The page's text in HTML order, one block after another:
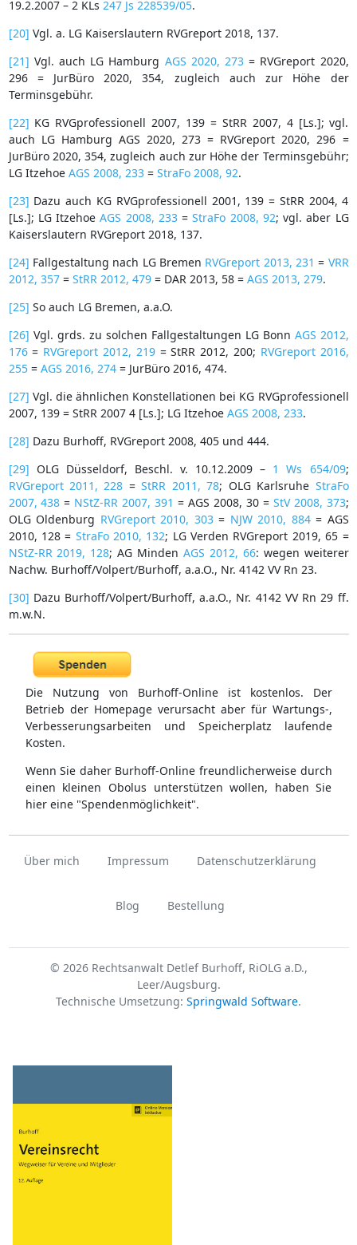
19.2.2007 – 2 KLs 247 Js 228539/05.
[20] Vgl. a. LG Kaiserslautern RVGreport 2018, 137.
[21] Vgl. auch LG Hamburg AGS 2020, 273= RVGreport 2020,
296 = JurBüro 2020, 354, zugleich auch zur Höhe der
Terminsgebühr.
[22] KG RVGprofessionell 2007, 139 = StRR 2007, 4 [Ls.]; vgl.
auch LG Hamburg AGS 2020, 273 = RVGreport 2020, 296 =
JurBüro 2020, 354, zugleich auch zur Höhe der Terminsgebühr;
LG Itzehoe AGS 2008, 233= StraFo 2008, 92.
[23] Dazu auch KG RVGprofessionell 2001, 139 = StRR 2004, 4
[Ls.]; LG ItzehoeAGS 2008, 233=StraFo 2008, 92; vgl. aber LG
Kaiserslautern RVGreport 2018, 137.
[24] Fallgestaltung nach LG Bremen RVGreport 2013, 231 = VRR
2012, 357= StRR 2012, 479= DAR 2013, 58 = AGS 2013, 279.
[25] So auch LG Bremen, a.a.O.
[26] Vgl. grds. zu solchen Fallgestaltungen LG Bonn AGS 2012,
176= RVGreport 2012, 219= StRR 2012, 200; RVGreport 2016,
255= AGS 2016, 274= JurBüro 2016, 474.
[27] Vgl. die ähnlichen Konstellationen bei KG RVGprofessionell
2007, 139 = StRR 2007 4 [Ls.]; LG Itzehoe AGS 2008, 233.
[28] Dazu Burhoff, RVGreport 2008, 405 und 444.
[29] OLG Düsseldorf, Beschl. v. 10.12.2009 – 1 Ws 654/09;
RVGreport 2011, 228 =StRR 2011, 78; OLG Karlsruhe StraFo
2007, 438 = NStZ-RR 2007, 391 = AGS 2008, 30 = StV 2008, 373;
OLG Oldenburg RVGreport 2010, 303= NJW 2010, 884= AGS
2010, 128 = StraFo 2010, 132; LG Verden RVGreport 2019, 65 =
NStZ-RR 2019, 128; AG Minden AGS 2012, 66: wegen weiterer
Nachw. Burhoff/Volpert/Burhoff, a.a.O., Nr. 4142 VV Rn 23.
[30] Dazu Burhoff/Volpert/Burhoff, a.a.O., Nr. 4142 VV Rn 29 ff.
m.w.N.
Die Nutzung von Burhoff-Online ist kostenlos. Der
Betrieb der Homepage verursacht aber für Wartungs-,
Verbesserungsarbeiten und Speicherplatz laufende
Kosten.
Wenn Sie daher Burhoff-Online freundlicherweise durch
einen kleinen Obolus unterstützen wollen, haben Sie
hier eine "Spendenmöglichkeit".
Über mich Impressum Datenschutzerklärung
Blog Bestellung
© 2026 Rechtsanwalt Detlef Burhoff, RiOLG a.D.,
Leer/Augsburg.
Technische Umsetzung: Springwald Software.